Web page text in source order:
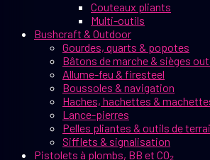
Couteaux pliants
Multi-outils
Bushcraft & Outdoor
Gourdes, quarts & popotes
Bâtons de marche & sièges
Allume-feu & firesteel
Boussoles & navigation
Haches, hachettes &
Lance-pierres
Pelles pliantes & outils de
Sifflets & signalisation
Pistolets à plombs, BB et CO₂